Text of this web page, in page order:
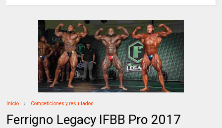
Inicio Competiciones y resultados
Ferrigno Legacy IFBB Pro 2017